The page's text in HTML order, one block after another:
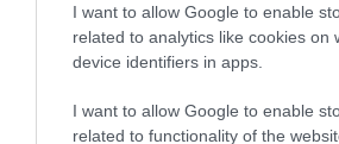
I want to allow Google to enable
related to analytics like cookies on
device identifiers in apps.
I want to allow Google to enable
related to functionality of the
egész hálózatunkat érint
téli időjárás, a folyamatos kihívások
Szívből jövő elnézésünk emiatt még